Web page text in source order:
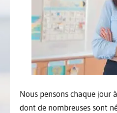
Nous pensons chaque jour
dont de nombreuses sont